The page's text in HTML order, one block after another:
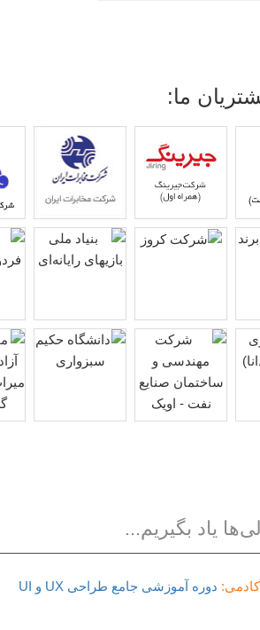
ما:
یاد بگیریم...
دوره آموزشی جامع طراحی UX و UI